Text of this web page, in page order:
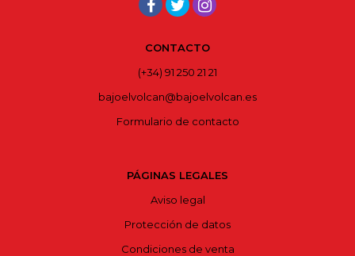
CONTACTO
(+34) 91 250 21 21
bajoelvolcan@bajoelvolcan.es
Formulario de contacto
PÁGINAS LEGALES
Aviso legal
Protección de datos
Condiciones de venta